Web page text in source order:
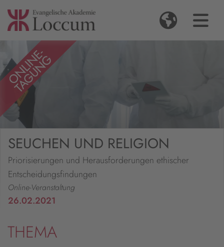
SEUCHEN UND RELIGION
Priorisierungen und Herausforderungen ethischer
Entscheidungsfindungen
Online-Veranstaltung
26.02.2021
THEMA